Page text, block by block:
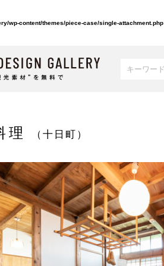
wp-content/themes/piece-case/single-attachment.php
理 （十日町）